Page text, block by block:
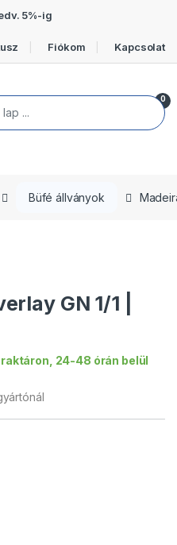
5%-ig
Fiókom Kapcsolat
0
Büfé állványok
GN 1/1 |
24-48 órán belül